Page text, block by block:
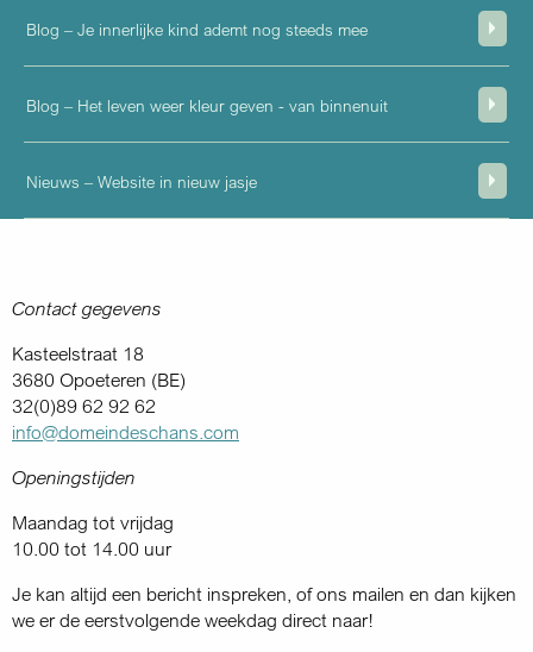
Blog – Je innerlijke kind ademt nog steeds mee
Blog – Het leven weer kleur geven - van binnenuit
Nieuws – Website in nieuw jasje
Contact gegevens
Kasteelstraat 18
3680 Opoeteren (BE)
32(0)89 62 92 62
info@domeindeschans.com
Openingstijden
Maandag tot vrijdag
10.00 tot 14.00 uur
Je kan altijd een bericht inspreken, of ons mailen en dan kijken
we er de eerstvolgende weekdag direct naar!